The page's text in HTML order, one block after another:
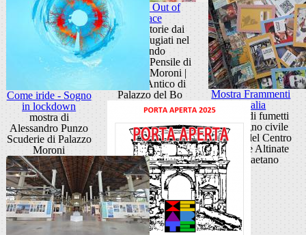
Mostra Out of
Place
Arte e storie dai
campi rifugiati nel
mondo
Giardino Pensile di
Palazzo Moroni |
Cortile Antico di
Palazzo del Bo
Come iride - Sogno
in lockdown
mostra di
Alessandro Punzo
Scuderie di Palazzo
Moroni
Mostra Frammenti
d’Italia
20 anni di fumetti
di impegno civile
Ballatoi del Centro
Culturale Altinate
San Gaetano